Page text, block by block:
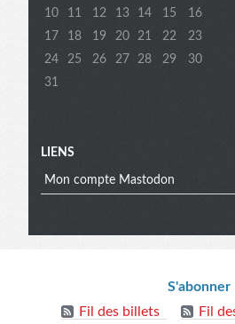
10
11 12 13 14 15
16
17
18 19 20 21 22
23
24
25 26 27 28 29
30
31
LIENS
Mon compte Mastodon
S'abonner
Fil des billets
Fil